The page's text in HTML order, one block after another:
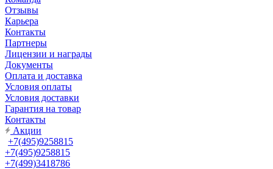
Отзывы
Карьера
Контакты
Партнеры
Лицензии и награды
Документы
Оплата и доставка
Условия оплаты
Условия доставки
Гарантия на товар
Контакты
Акции
+7(495)9258815
+7(495)9258815
+7(499)3418786